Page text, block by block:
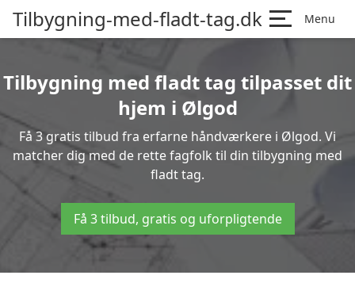
Tilbygning-med-fladt-tag.dk Menu
Tilbygning med fladt tag tilpasset dit
hjem i Ølgod
Få 3 gratis tilbud fra erfarne håndværkere i Ølgod. Vi
matcher dig med de rette fagfolk til din tilbygning med
fladt tag.
Få 3 tilbud, gratis og uforpligtende